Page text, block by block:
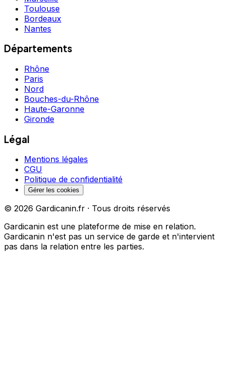
Toulouse
Bordeaux
Nantes
Départements
Rhône
Paris
Nord
Bouches-du-Rhône
Haute-Garonne
Gironde
Légal
Mentions légales
CGU
Politique de confidentialité
Gérer les cookies
© 2026 Gardicanin.fr · Tous droits réservés
Gardicanin est une plateforme de mise en relation.
Gardicanin n'est pas un service de garde et n'intervient
pas dans la relation entre les parties.